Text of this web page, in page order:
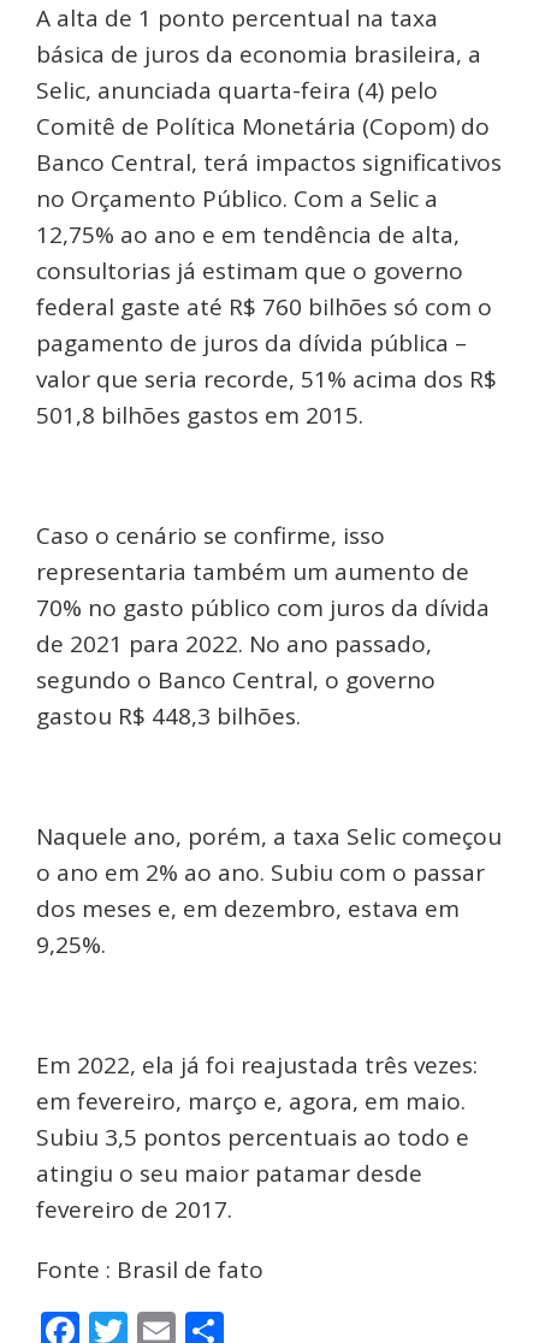
A alta de 1 ponto percentual na taxa
básica de juros da economia brasileira, a
Selic, anunciada quarta-feira (4) pelo
Comitê de Política Monetária (Copom) do
Banco Central, terá impactos significativos
no Orçamento Público. Com a Selic a
12,75% ao ano e em tendência de alta,
consultorias já estimam que o governo
federal gaste até R$ 760 bilhões só com o
pagamento de juros da dívida pública –
valor que seria recorde, 51% acima dos R$
501,8 bilhões gastos em 2015.
Caso o cenário se confirme, isso
representaria também um aumento de
70% no gasto público com juros da dívida
de 2021 para 2022. No ano passado,
segundo o Banco Central, o governo
gastou R$ 448,3 bilhões.
Naquele ano, porém, a taxa Selic começou
o ano em 2% ao ano. Subiu com o passar
dos meses e, em dezembro, estava em
9,25%.
Em 2022, ela já foi reajustada três vezes:
em fevereiro, março e, agora, em maio.
Subiu 3,5 pontos percentuais ao todo e
atingiu o seu maior patamar desde
fevereiro de 2017.
Fonte : Brasil de fato
Facebook
Twitter
Email